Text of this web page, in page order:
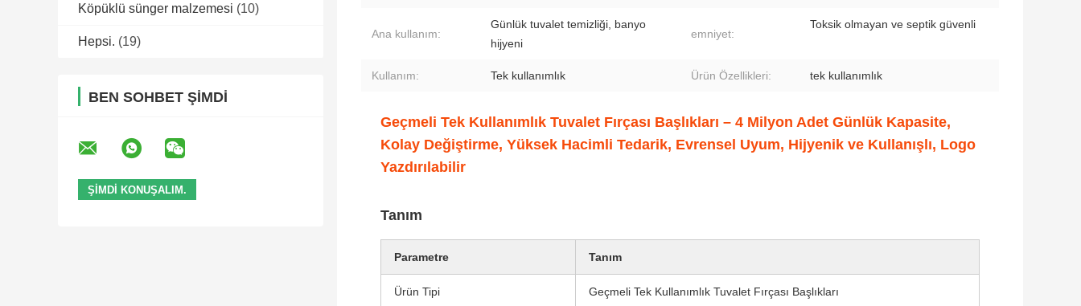
Köpüklü sünger malzemesi (10)
Hepsi. (19)
BEN SOHBET ŞIMDI
Ana kullanım:
Günlük tuvalet temizliği, banyo
hijyeni
emniyet:
Toksik olmayan ve septik güvenli
Kullanım: Tek kullanımlık Ürün Özellikleri: tek kullanımlık
Geçmeli Tek Kullanımlık Tuvalet Fırçası Başlıkları – 4 Milyon Adet Günlük Kapasite,
Kolay Değiştirme, Yüksek Hacimli Tedarik, Evrensel Uyum, Hijyenik ve Kullanışlı, Logo
Yazdırılabilir
Tanım
Parametre Tanım
Ürün Tipi Geçmeli Tek Kullanımlık Tuvalet Fırçası Başlıkları